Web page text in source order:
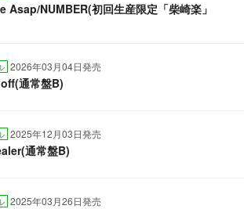
Asap/NUMBER(初回生産限定「柴崎楽」
2026年03月04日発売
通常盤B)
2025年12月03日発売
通常盤B)
2025年03月26日発売